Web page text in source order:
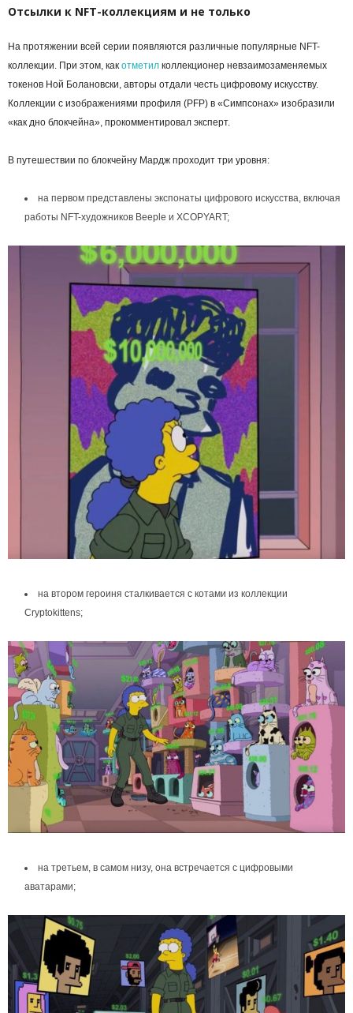
Отсылки к NFT-коллекциям и не только
На протяжении всей серии появляются различные популярные NFT-
коллекции. При этом, как отметил коллекционер невзаимозаменяемых
токенов Ной Болановски, авторы отдали честь цифровому искусству.
Коллекции с изображениями профиля (PFP) в «Симпсонах» изобразили
«как дно блокчейна», прокомментировал эксперт.
В путешествии по блокчейну Мардж проходит три уровня:
на первом представлены экспонаты цифрового искусства, включая
работы NFT-художников Beeple и XCOPYART;
на втором героиня сталкивается с котами из коллекции
Cryptokittens;
на третьем, в самом низу, она встречается с цифровыми
аватарами;